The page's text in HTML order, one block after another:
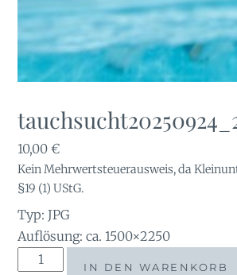
10,00€
Kein Mehrwertsteuerausweis, da
§19 (1) UStG.
Typ: JPG
Auflösung: ca. 1500×2250
tauchsucht20250924_212938
IN DEN WARENKORB